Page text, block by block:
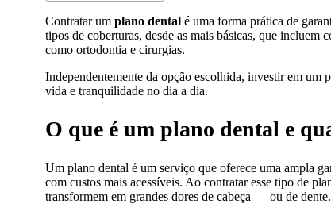
Contratar um plano dental é uma forma prática de
tipos de coberturas, desde as mais básicas, que incluem
como ortodontia e cirurgias.
Independentemente da opção escolhida, investir em um
vida e tranquilidade no dia a dia.
O que é um plano dental e
Um plano dental é um serviço que oferece uma ampla
com custos mais acessíveis. Ao contratar esse tipo de
transformem em grandes dores de cabeça — ou de dente.